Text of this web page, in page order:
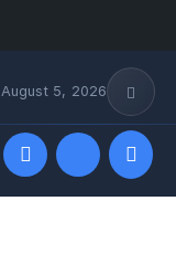
August 5, 2026